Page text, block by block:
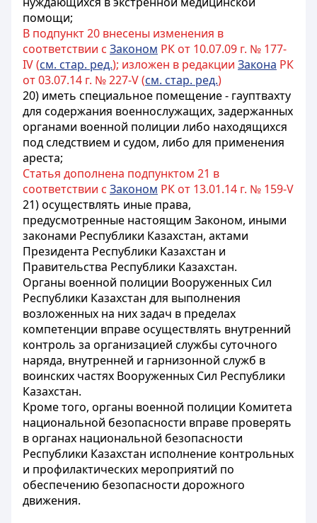
помощи;
В подпункт 20 внесены изменения в
соответствии с Законом РК от 10.07.09 г. № 177-
IV (см. стар. ред.); изложен в редакции Закона РК
от 03.07.14 г. № 227-V (см. стар. ред.)
20) иметь специальное помещение - гауптвахту
для содержания военнослужащих, задержанных
органами военной полиции либо находящихся
под следствием и судом, либо для применения
ареста;
Статья дополнена подпунктом 21 в
соответствии с Законом РК от 13.01.14 г. № 159-V
21) осуществлять иные права,
предусмотренные настоящим Законом, иными
законами Республики Казахстан, актами
Президента Республики Казахстан и
Правительства Республики Казахстан.
Органы военной полиции Вооруженных Сил
Республики Казахстан для выполнения
возложенных на них задач в пределах
компетенции вправе осуществлять внутренний
контроль за организацией службы суточного
наряда, внутренней и гарнизонной служб в
воинских частях Вооруженных Сил Республики
Казахстан.
Кроме того, органы военной полиции Комитета
национальной безопасности вправе проверять
в органах национальной безопасности
Республики Казахстан исполнение контрольных
и профилактических мероприятий по
обеспечению безопасности дорожного
движения.